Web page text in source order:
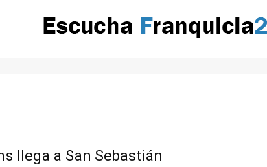
llega a San Sebastián